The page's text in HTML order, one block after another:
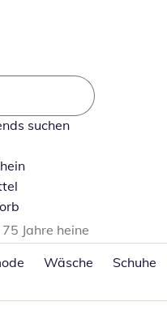
suchen
75 Jahre heine
Wäsche Schuhe